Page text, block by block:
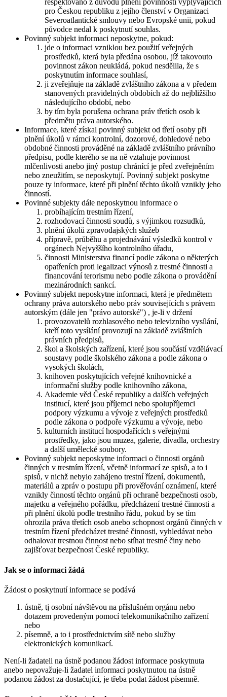
respektováno z důvodů plnění povinností vyplývajících
pro Českou republiku z jejího členství v Organizaci
Severoatlantické smlouvy nebo Evropské unii, pokud
původce nedal k poskytnutí souhlas.
Povinný subjekt informaci neposkytne, pokud:
jde o informaci vzniklou bez použití veřejných
prostředků, která byla předána osobou, jíž takovouto
povinnost zákon neukládá, pokud nesdělila, že s
poskytnutím informace souhlasí,
ji zveřejňuje na základě zvláštního zákona a v předem
stanovených pravidelných obdobích až do nejbližšího
následujícího období, nebo
by tím byla porušena ochrana práv třetích osob k
předmětu práva autorského.
Informace, které získal povinný subjekt od třetí osoby při
plnění úkolů v rámci kontrolní, dozorové, dohledové nebo
obdobné činnosti prováděné na základě zvláštního právního
předpisu, podle kterého se na ně vztahuje povinnost
mlčenlivosti anebo jiný postup chránící je před zveřejněním
nebo zneužitím, se neposkytují. Povinný subjekt poskytne
pouze ty informace, které při plnění těchto úkolů vznikly jeho
činností.
Povinné subjekty dále neposkytnou informace o
probíhajícím trestním řízení,
rozhodovací činnosti soudů, s výjimkou rozsudků,
plnění úkolů zpravodajských služeb
přípravě, průběhu a projednávání výsledků kontrol v
orgánech Nejvyššího kontrolního úřadu,
činnosti Ministerstva financí podle zákona o některých
opatřeních proti legalizaci výnosů z trestné činnosti a
financování terorismu nebo podle zákona o provádění
mezinárodních sankcí.
Povinný subjekt neposkytne informaci, která je předmětem
ochrany práva autorského nebo práv souvisejících s právem
autorským (dále jen "právo autorské") , je-li v držení
provozovatelů rozhlasového nebo televizního vysílání,
kteří toto vysílání provozují na základě zvláštních
právních předpisů,
škol a školských zařízení, které jsou součástí vzdělávací
soustavy podle školského zákona a podle zákona o
vysokých školách,
knihoven poskytujících veřejné knihovnické a
informační služby podle knihovního zákona,
Akademie věd České republiky a dalších veřejných
institucí, které jsou příjemci nebo spolupříjemci
podpory výzkumu a vývoje z veřejných prostředků
podle zákona o podpoře výzkumu a vývoje, nebo
kulturních institucí hospodařících s veřejnými
prostředky, jako jsou muzea, galerie, divadla, orchestry
a další umělecké soubory.
Povinný subjekt neposkytne informaci o činnosti orgánů
činných v trestním řízení, včetně informací ze spisů, a to i
spisů, v nichž nebylo zahájeno trestní řízení, dokumentů,
materiálů a zpráv o postupu při prověřování oznámení, které
vznikly činností těchto orgánů při ochraně bezpečnosti osob,
majetku a veřejného pořádku, předcházení trestné činnosti a
při plnění úkolů podle trestního řádu, pokud by se tím
ohrozila práva třetích osob anebo schopnost orgánů činných v
trestním řízení předcházet trestné činnosti, vyhledávat nebo
odhalovat trestnou činnost nebo stíhat trestné činy nebo
zajišťovat bezpečnost České republiky.
Jak se o informaci žádá
Žádost o poskytnutí informace se podává
ústně, tj osobní návštěvou na příslušném orgánu nebo
dotazem provedeným pomocí telekomunikačního zařízení
nebo
písemně, a to i prostřednictvím sítě nebo služby
elektronických komunikací.
Není-li žadateli na ústně podanou žádost informace poskytnuta
anebo nepovažuje-li žadatel informaci poskytnutou na ústně
podanou žádost za dostačující, je třeba podat žádost písemně.